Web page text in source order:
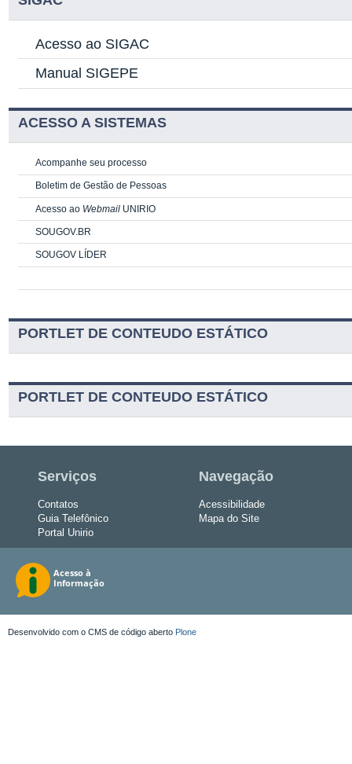
Acesso ao SIGAC
Manual SIGEPE
ACESSO A SISTEMAS
Acompanhe seu processo
Boletim de Gestão de Pessoas
Acesso ao Webmail UNIRIO
SOUGOV.BR
SOUGOV LÍDER
PORTLET DE CONTEUDO ESTÁTICO
PORTLET DE CONTEUDO ESTÁTICO
Serviços
Contatos
Guia Telefônico
Portal Unirio
Navegação
Acessibilidade
Mapa do Site
Desenvolvido com o CMS de código aberto Plone